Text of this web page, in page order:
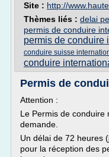
Site : http://
Thèmes liés : delai
permis de conduire
permis de conduire
conduire suisse
conduire
Permis de
Attention :
Le Permis de conduire
demande.
Un délai de 72 heures
pour la réception des